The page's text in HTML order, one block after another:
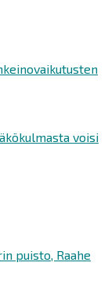
voisi
puisto, Raahe